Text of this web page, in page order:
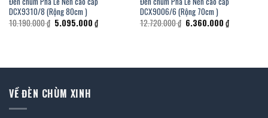
DCX9310/8 (Rộng 80cm )
10.190.000₫ Giá
gốc
5.095.000 ₫Giá
hiện
DCX9006/6 (Rộng 70cm )
12.720.000₫ Giá
gốc
6.360.000 ₫Giá
hiện
VỀ ĐÈN CHÙM XINH